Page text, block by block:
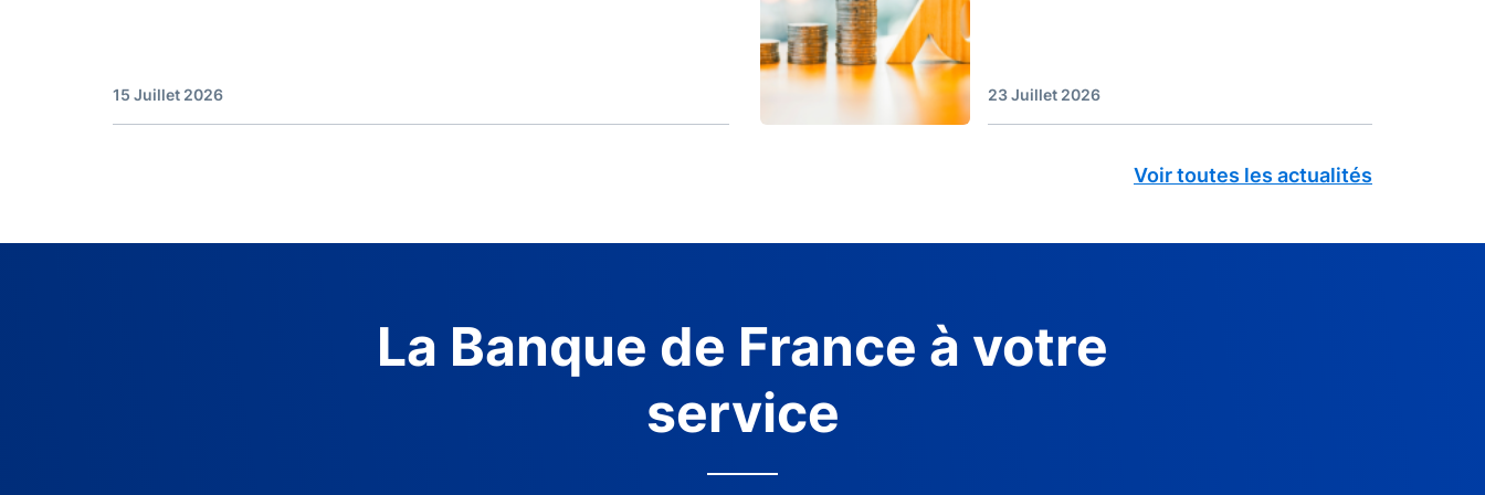
15 Juillet 2026 23 Juillet 2026
Voir toutes les actualités
La Banque de France à votre
service